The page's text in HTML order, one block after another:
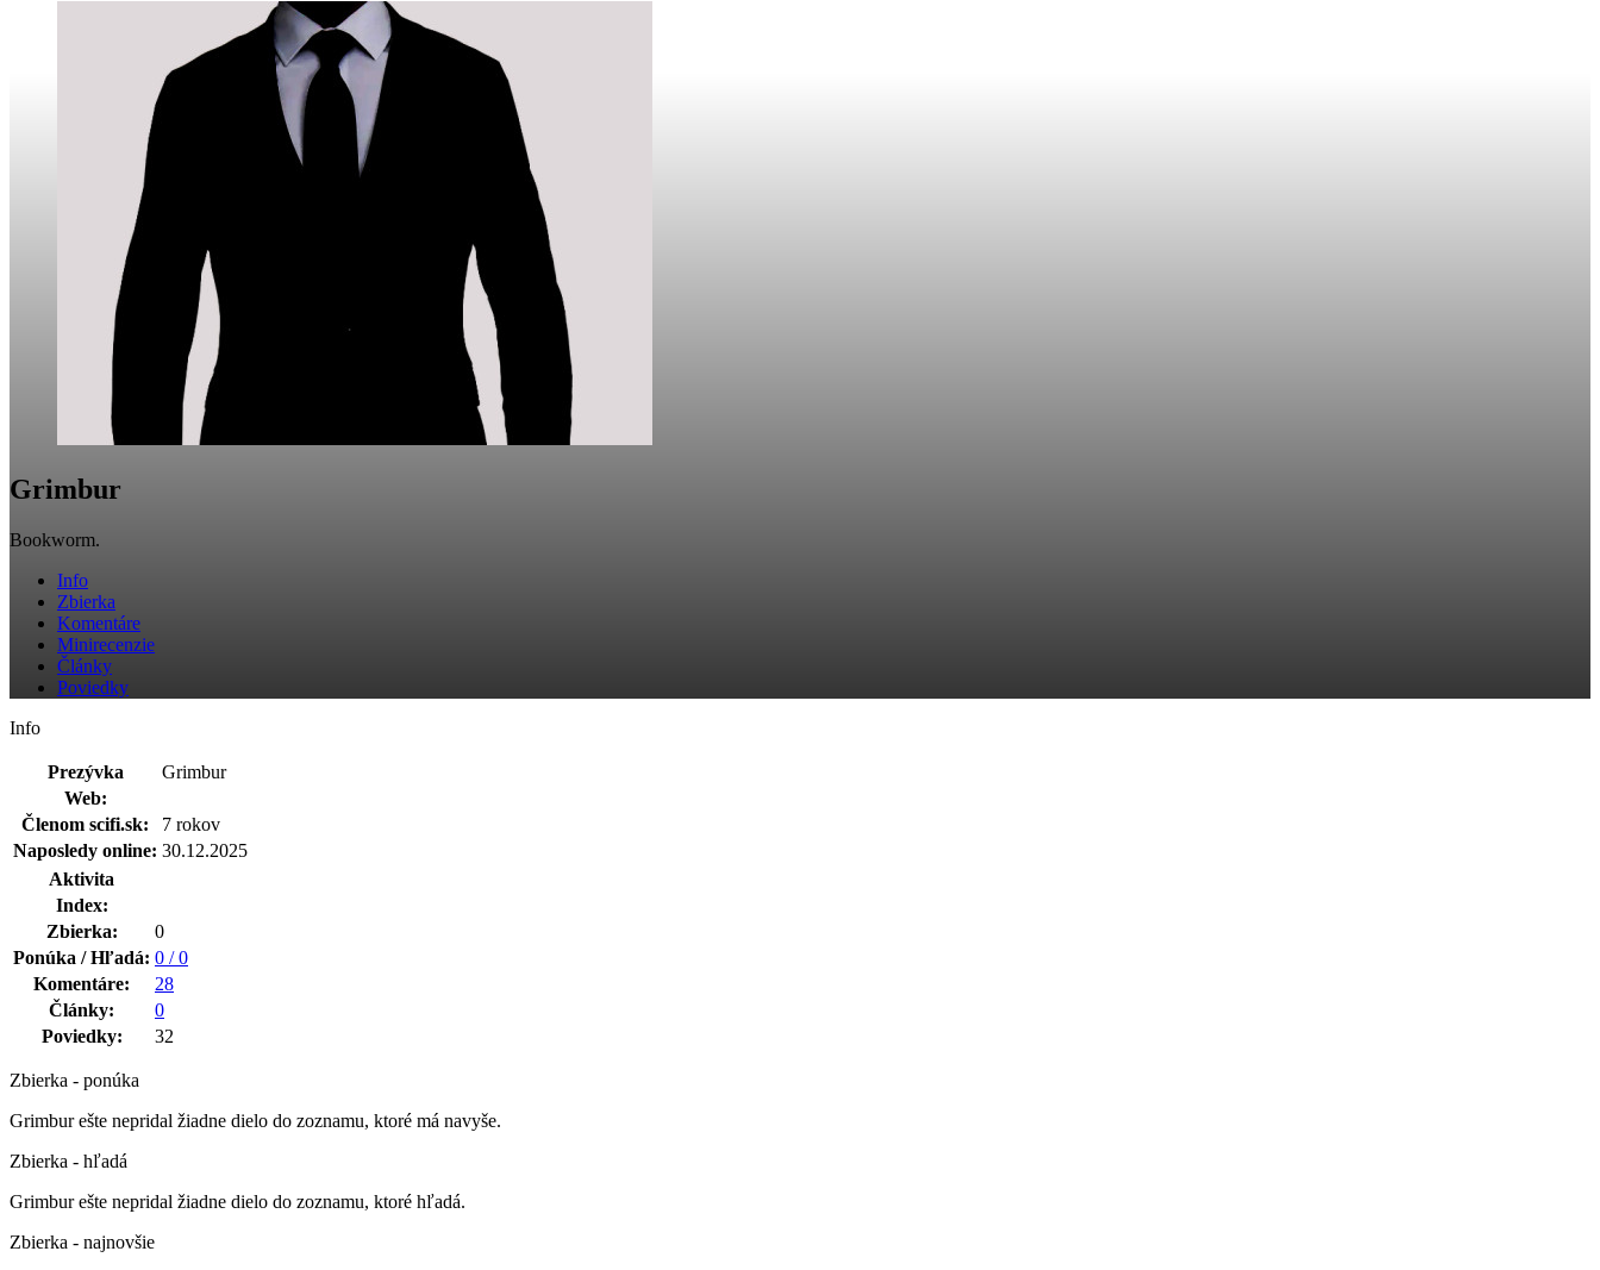
Grimbur
Bookworm.
Info
Zbierka
Komentáre
Minirecenzie
Články
Poviedky
Info
Prezývka
Grimbur
Web:
Členom scifi.sk:
7 rokov
Naposledy online: 30.12.2025
Aktivita
Index:
Zbierka:
0
Ponúka / Hľadá: 0 / 0
Komentáre:
28
Články:
0
Poviedky:
32
Zbierka - ponúka
Grimbur ešte nepridal žiadne dielo do zoznamu, ktoré má navyše.
Zbierka - hľadá
Grimbur ešte nepridal žiadne dielo do zoznamu, ktoré hľadá.
Zbierka - najnovšie